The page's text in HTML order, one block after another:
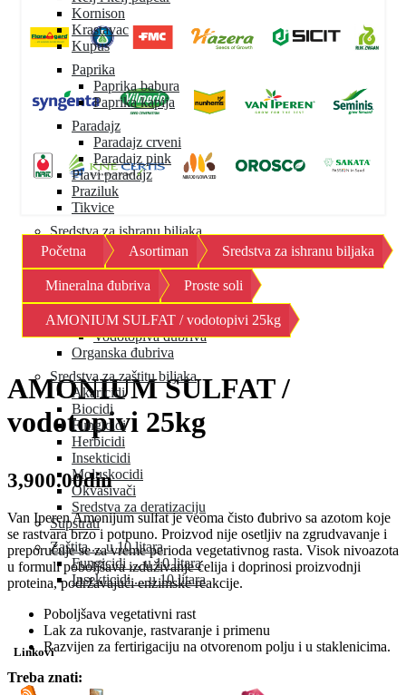
Kornison
Krastavac
Kupus
Paprika
Paprika babura
Paprika kapija
Paradajz
Paradajz crveni
Paradajz pink
Plavi paradajz
Praziluk
Tikvice
Sredstva za ishranu biljaka
Mineralna đubriva
Granulisana đubriva
Mikroelementi
Proste soli
Specijalna đubriva
Vodotopiva đubriva
Organska đubriva
Sredstva za zaštitu biljaka
Akaricidi
Biocidi
Fungicidi
Herbicidi
Insekticidi
Moluskocidi
Okvašivači
Sredstva za deratizaciju
Supstrati
Zaštita ... u 10 litara
Fungicidi ... u 10 litara
Insekticidi ... u 10 litara
Linkovi
Početna Asortiman Sredstva za ishranu biljaka
Mineralna đubriva Proste soli
AMONIUM SULFAT / vodotopivi 25kg
AMONIUM SULFAT /
vodotopivi 25kg
3,900.00din
Van Iperen Amonijum sulfat je veoma čisto đubrivo sa azotom koje
se rastvara brzo i potpuno. Proizvod nije osetljiv na zgrudvavanje i
preporučuje se za vreme perioda vegetativnog rasta. Visok nivoazota
u formuli poboljšava izduživanje ćelija i doprinosi proizvodnji
proteina, podržavajući enzimske reakcije.
Poboljšava vegetativni rast
Lak za rukovanje, rastvaranje i primenu
Razvijen za fertirigaciju na otvorenom polju i u staklenicima.
Treba znati: